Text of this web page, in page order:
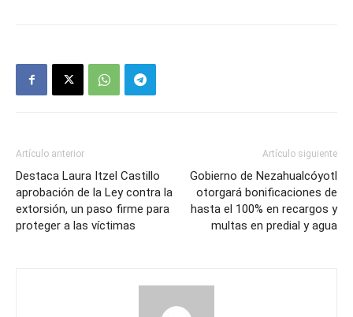
Artículo anterior
Destaca Laura Itzel Castillo
aprobación de la Ley contra la
extorsión, un paso firme para
proteger a las víctimas
Artículo siguiente
Gobierno de Nezahualcóyotl
otorgará bonificaciones de
hasta el 100% en recargos y
multas en predial y agua